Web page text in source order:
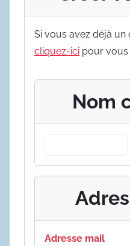
Si vous avez déjà
cliquez-ici pour vous
Nom
Adresse mail